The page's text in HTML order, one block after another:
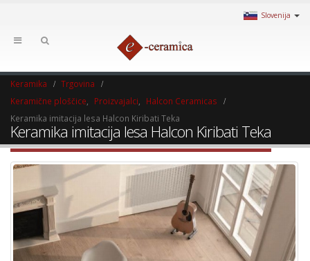
Slovenija
Keramika
Trgovina
Keramične ploščice
Proizvajalci
Halcon Ceramicas
Keramika imitacija lesa Halcon Kiribati Teka
Keramika imitacija lesa Halcon Kiribati Teka